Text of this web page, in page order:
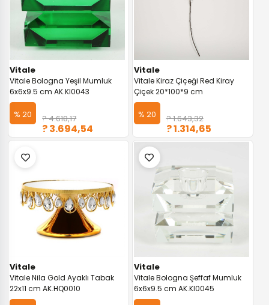
Vitale
Vitale Bologna Yeşil Mumluk
6x6x9.5 cm AK.KI0043
% 20 ? 4.618,17
? 3.694,54
Vitale
Vitale Kiraz Çiçeği Red Kiray
Çiçek 20*100*9 cm
% 20 ? 1.643,32
? 1.314,65
Vitale
Vitale Nila Gold Ayaklı Tabak
22x11 cm AK.HQ0010
Vitale
Vitale Bologna Şeffaf Mumluk
6x6x9.5 cm AK.KI0045